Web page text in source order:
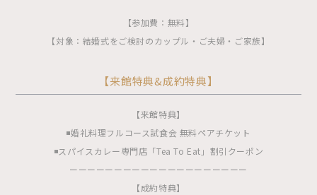
【参加費：無料】
【対象：結婚式をご検討のカップル・ご夫婦・ご家族】
【来館特典&成約特典】
【来館特典】
◾️婚礼料理フルコース試食会 無料ペアチケット
◾️スパイスカレー専門店「Tea To Eat」割引クーポン
ーーーーーーーーーーーーーーーーーーーー
【成約特典】